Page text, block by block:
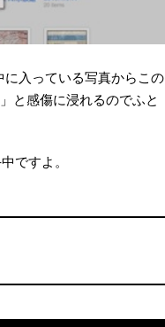
入っている写真からこの
と感傷に浸れるのでふと
ですよ。